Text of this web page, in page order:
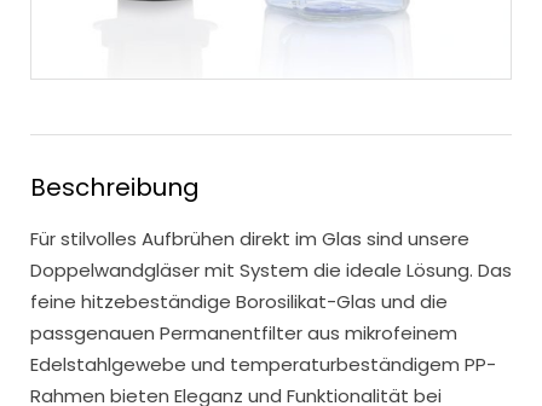
Beschreibung
Für stilvolles Aufbrühen direkt im Glas sind unsere
Doppelwandgläser mit System die ideale Lösung. Das
feine hitzebeständige Borosilikat-Glas und die
passgenauen Permanentfilter aus mikrofeinem
Edelstahlgewebe und temperaturbeständigem PP-
Rahmen bieten Eleganz und Funktionalität bei